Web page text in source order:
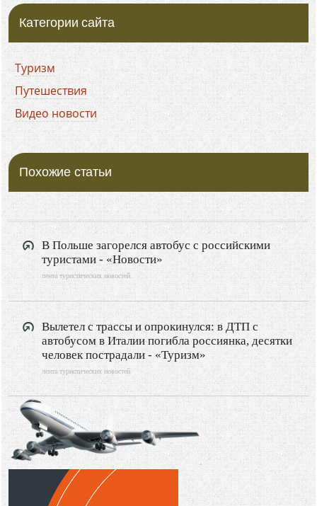
Категории сайта
Туризм
Путешествия
Видео новости
Похожие статьи
В Польше загорелся автобус с российскими
туристами - «Новости»
лента туристических новостей
Вылетел с трассы и опрокинулся: в ДТП с
автобусом в Италии погибла россиянка, десятки
человек пострадали - «Туризм»
лента туристических новостей